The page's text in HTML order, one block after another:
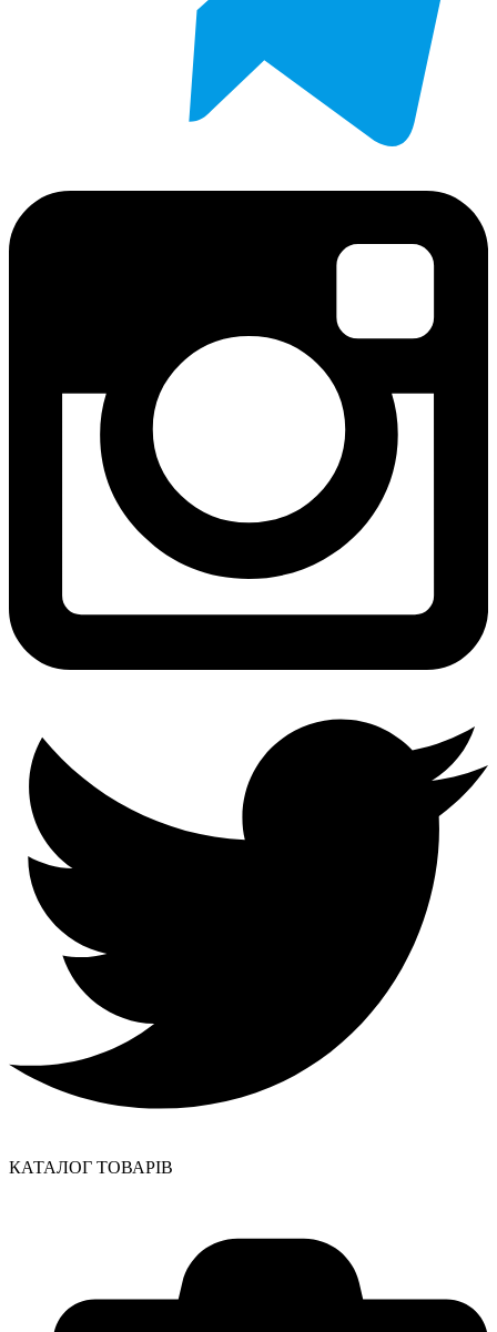
КАТАЛОГ ТОВАРІВ